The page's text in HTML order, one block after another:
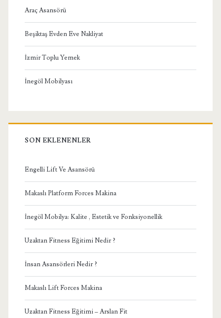
Araç Asansörü
Beşiktaş Evden Eve Nakliyat
İzmir Toplu Yemek
İnegöl Mobilyası
SON EKLENENLER
Engelli Lift Ve Asansörü
Makaslı Platform Forces Makina
İnegöl Mobilya: Kalite , Estetik ve Fonksiyonellik
Uzaktan Fitness Eğitimi Nedir ?
İnsan Asansörleri Nedir ?
Makaslı Lift Forces Makina
Uzaktan Fitness Eğitimi – Arslan Fit